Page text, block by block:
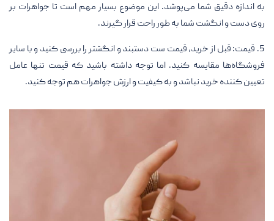
به اندازه دقیق شما می‌پوشد. این موضوع بسیار مهم است تا جواهرات بر
روی دست و انگشت شما به طور راحت قرار گیرند.
5. قیمت: قبل از خرید، قیمت ست دستبند و انگشتر را بررسی کنید و با سایر
فروشگاه‌ها مقایسه کنید. اما توجه داشته باشید که قیمت تنها عامل
تعیین کننده خرید نباشد و به کیفیت و ارزش جواهرات هم توجه کنید.